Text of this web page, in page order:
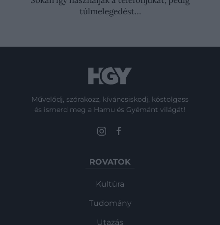
túlmelegedést…
Művelődj, szórakozz, kíváncsiskodj, kóstolgass
és ismerd meg a Hamu és Gyémánt világát!
ROVATOK
Kultúra
Tudomány
Utazás